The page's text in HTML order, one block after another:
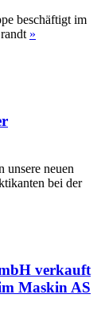
beschäftigt im
»
unsere neuen
bei der
verkauft
Maskin AS